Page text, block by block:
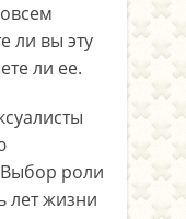
ли вы эту
ли ее.
роли
лет жизни